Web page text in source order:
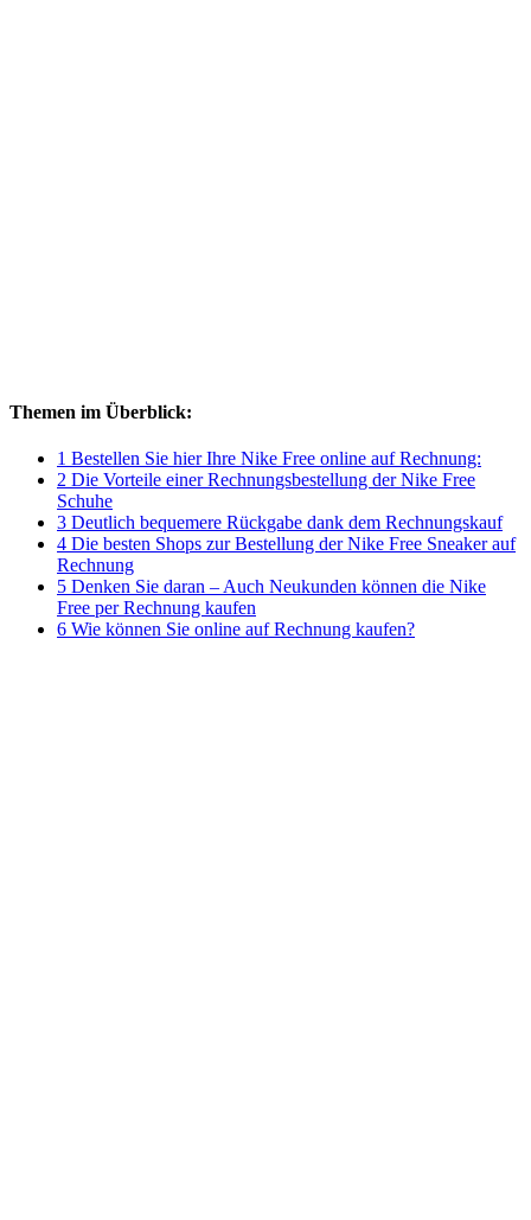
Themen im Überblick:
1 Bestellen Sie hier Ihre Nike Free online auf Rechnung:
2 Die Vorteile einer Rechnungsbestellung der Nike Free
Schuhe
3 Deutlich bequemere Rückgabe dank dem Rechnungskauf
4 Die besten Shops zur Bestellung der Nike Free Sneaker auf
Rechnung
5 Denken Sie daran – Auch Neukunden können die Nike
Free per Rechnung kaufen
6 Wie können Sie online auf Rechnung kaufen?